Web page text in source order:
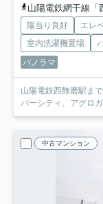
山陽電鉄網干線「
陽当り良好 エレ
室内洗濯機置場
パノラマ
山陽電鉄西飾磨駅ま
バーシティ、アグロ
中古マンション